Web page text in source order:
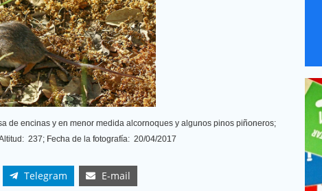
de encinas y en menor medida alcornoques y algunos pinos piñoneros;
237; Fecha de la fotografía: 20/04/2017
Telegram E-mail